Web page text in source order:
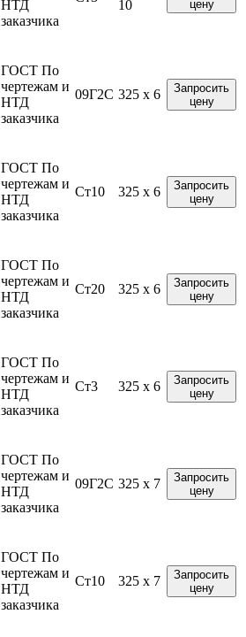
НТД
заказчика
10
цену
ГОСТ По
чертежам и
НТД
заказчика
09Г2С 325 x 6
Запросить
цену
ГОСТ По
чертежам и
НТД
заказчика
Ст10 325 x 6
Запросить
цену
ГОСТ По
чертежам и
НТД
заказчика
Ст20 325 x 6
Запросить
цену
ГОСТ По
чертежам и
НТД
заказчика
Ст3 325 x 6
Запросить
цену
ГОСТ По
чертежам и
НТД
заказчика
09Г2С 325 x 7
Запросить
цену
ГОСТ По
чертежам и
НТД
заказчика
Ст10 325 x 7
Запросить
цену